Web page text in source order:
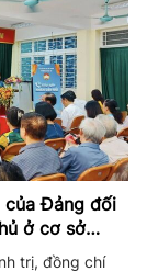
của Đảng đối
ở cơ sở
trị, đồng chí